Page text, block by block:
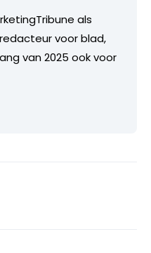
als
voor blad,
van 2025 ook voor